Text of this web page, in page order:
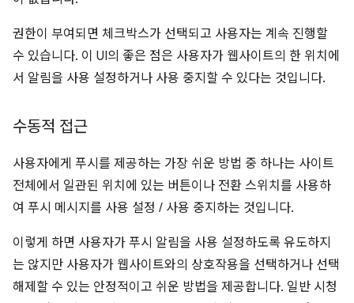
권한이 부여되면 체크박스가 선택되고 사용자는 계속 진행할
수 있습니다. 이 UI의 좋은 점은 사용자가 웹사이트의 한 위치에
서 알림을 사용 설정하거나 사용 중지할 수 있다는 것입니다.
수동적 접근
사용자에게 푸시를 제공하는 가장 쉬운 방법 중 하나는 사이트
전체에서 일관된 위치에 있는 버튼이나 전환 스위치를 사용하
여 푸시 메시지를 사용 설정 / 사용 중지하는 것입니다.
이렇게 하면 사용자가 푸시 알림을 사용 설정하도록 유도하지
는 않지만 사용자가 웹사이트와의 상호작용을 선택하거나 선택
해제할 수 있는 안정적이고 쉬운 방법을 제공합니다. 일반 시청